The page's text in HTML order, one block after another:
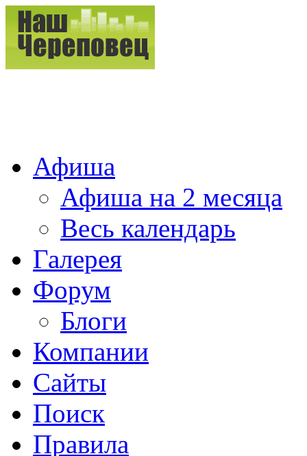
Афиша
Афиша на 2 месяца
Весь календарь
Галерея
Форум
Блоги
Компании
Сайты
Поиск
Правила